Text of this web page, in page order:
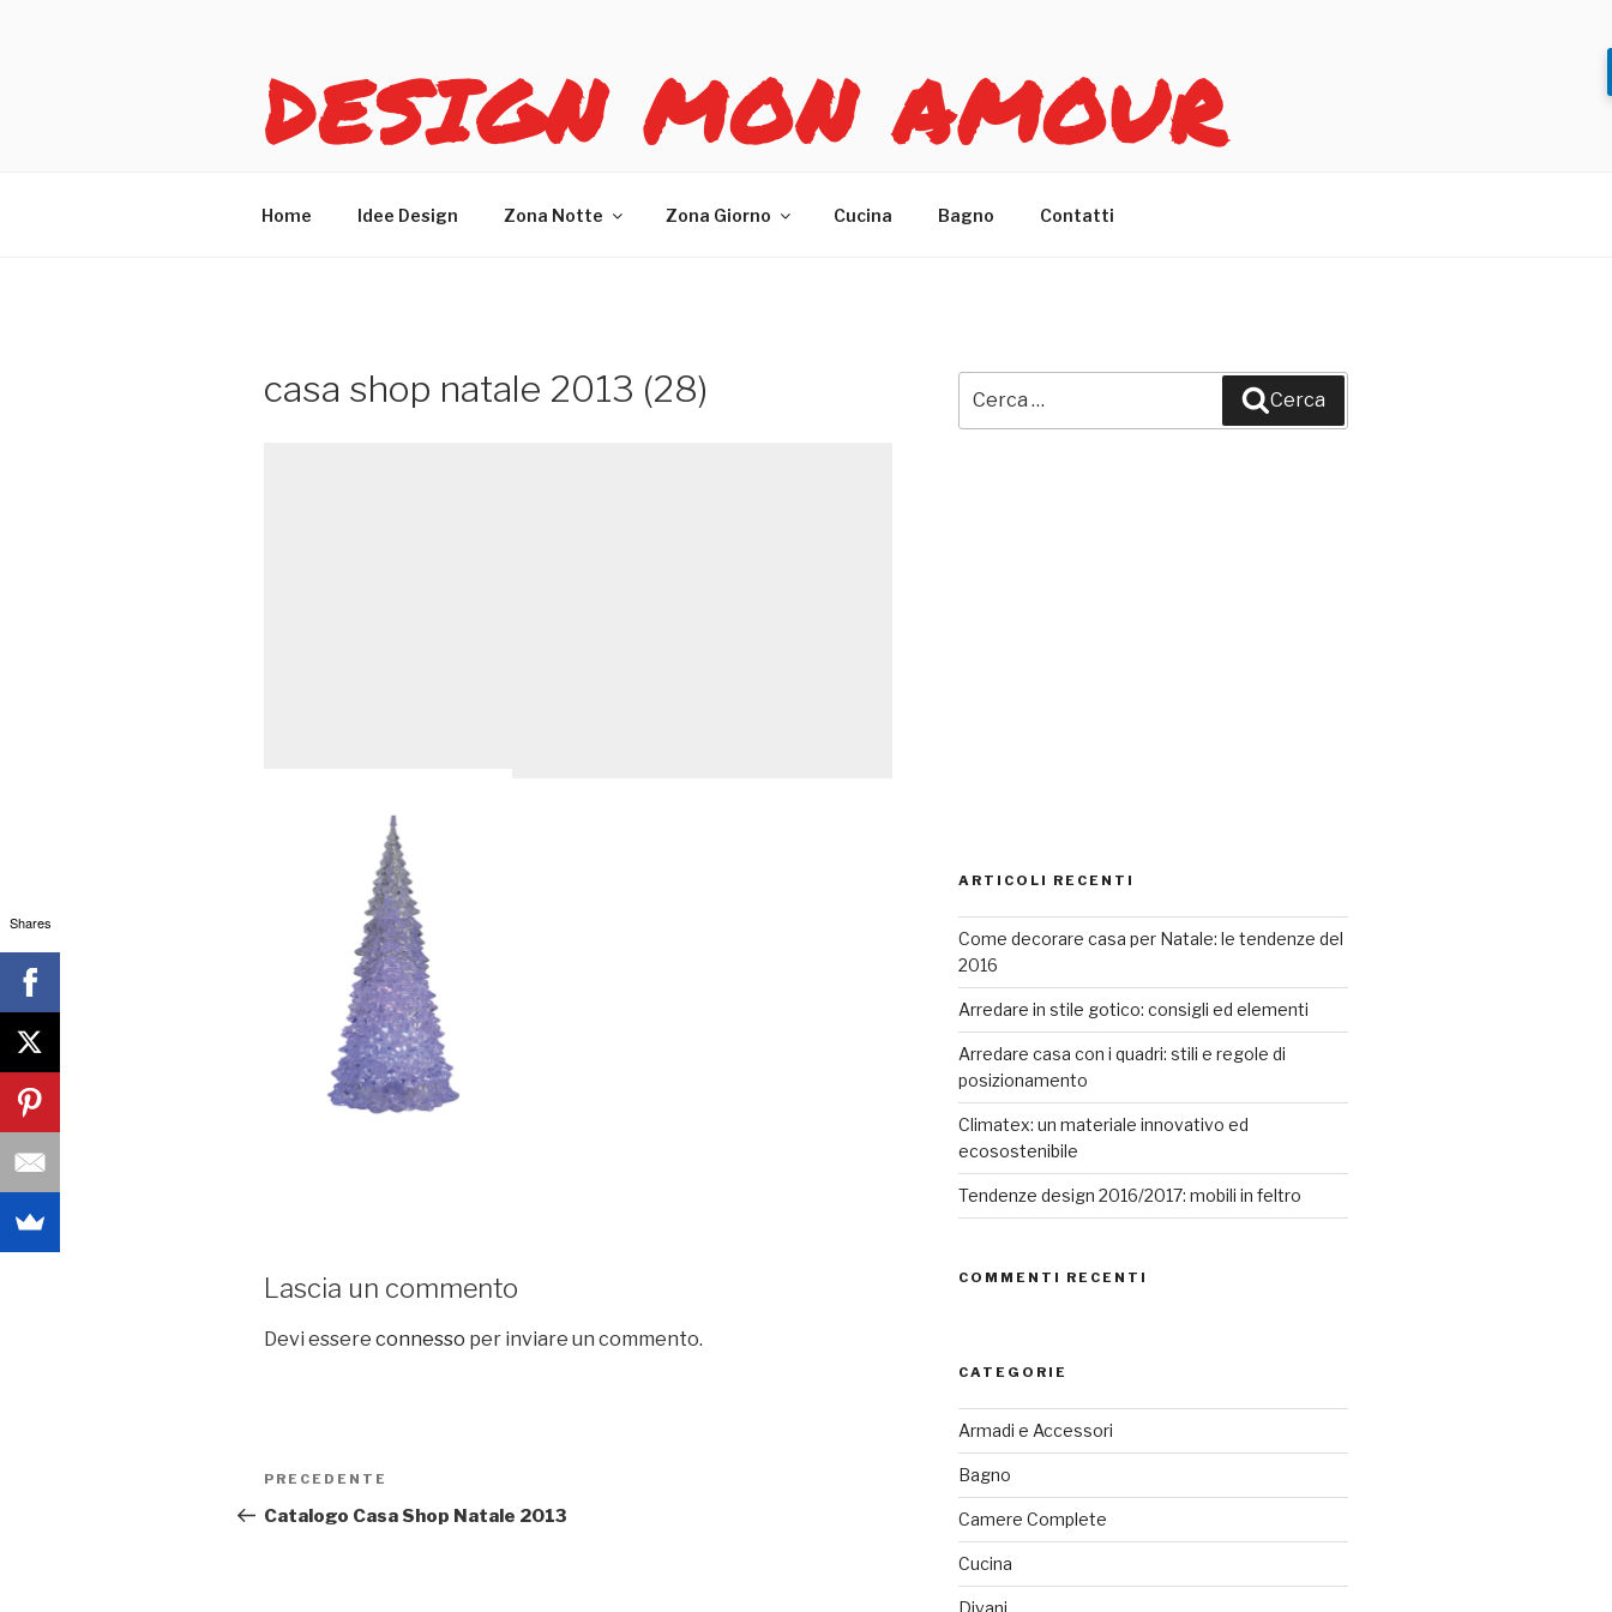
DESIGN MON AMOUR
Home Idee Design Zona Notte Zona Giorno Cucina Bagno Contatti
casa shop natale 2013 (28)
Lascia un commento
Devi essere connesso per inviare un commento.
Navigazione
articoli
Articolo
precedente:
PRECEDENTE
Catalogo Casa Shop Natale 2013
Cerca
ARTICOLI RECENTI
Come decorare casa per Natale: le tendenze del
2016
Arredare in stile gotico: consigli ed elementi
Arredare casa con i quadri: stili e regole di
posizionamento
Climatex: un materiale innovativo ed
ecosostenibile
Tendenze design 2016/2017: mobili in feltro
COMMENTI RECENTI
CATEGORIE
Armadi e Accessori
Bagno
Camere Complete
Cucina
Shares